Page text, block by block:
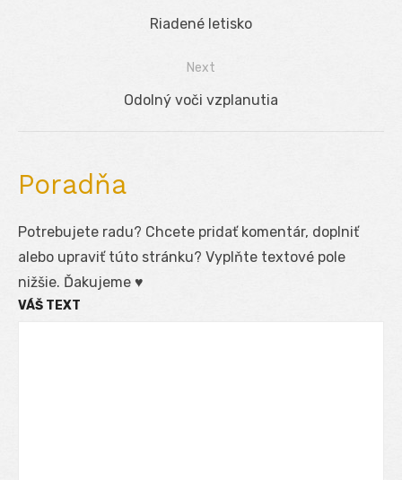
Previous
Riadené letisko
Next
Next
Odolný voči vzplanutia
Poradňa
Potrebujete radu? Chcete pridať komentár, doplniť
alebo upraviť túto stránku? Vyplňte textové pole
nižšie. Ďakujeme ♥
VÁŠ TEXT